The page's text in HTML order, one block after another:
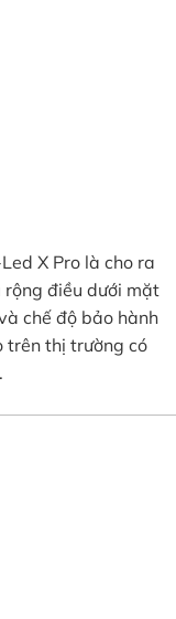
X Pro là cho ra
rộng điều dưới mặt
chế độ bảo hành
trên thị trường có